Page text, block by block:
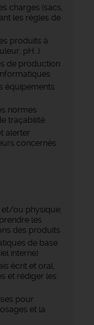
charges (sacs,
les règles de
produits à
pH…)
de production
équipements
normes
traçabilité
alerter
concernés
et/ou physique,
les
des produits
de base
interne)
écrit et oral,
et rédiger les
pour
et la